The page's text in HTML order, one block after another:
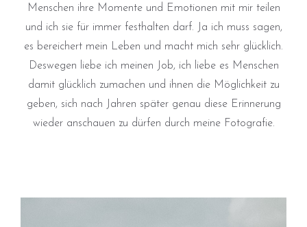
Menschen ihre Momente und Emotionen mit mir teilen
und ich sie für immer festhalten darf. Ja ich muss sagen,
es bereichert mein Leben und macht mich sehr glücklich.
Deswegen liebe ich meinen Job, ich liebe es Menschen
damit glücklich zumachen und ihnen die Möglichkeit zu
geben, sich nach Jahren später genau diese Erinnerung
wieder anschauen zu dürfen durch meine Fotografie.